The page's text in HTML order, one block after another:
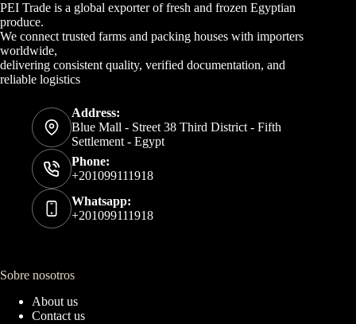
PEI Trade is a global exporter of fresh and frozen Egyptian
produce.
We connect trusted farms and packing houses with importers
worldwide,
delivering consistent quality, verified documentation, and
reliable logistics
Address:
Blue Mall - Street 38 Third District - Fifth
Settlement - Egypt
Phone:
+201099111918
Whatsapp:
+201099111918
Sobre nosotros
About us
Contact us